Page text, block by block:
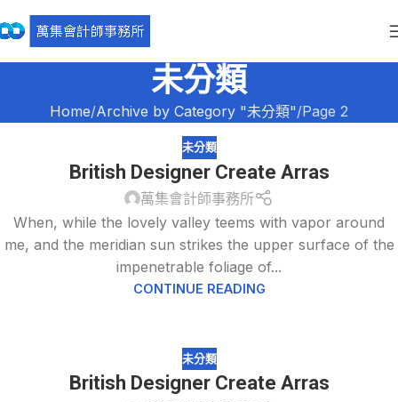
未分類
Home Archive by Category "未分類" Page 2
未分類
British Designer Create Arras
萬集會計師事務所
When, while the lovely valley teems with vapor around
me, and the meridian sun strikes the upper surface of the
impenetrable foliage of...
CONTINUE READING
未分類
British Designer Create Arras